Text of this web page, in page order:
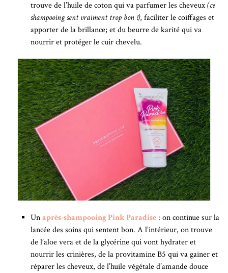
trouve de l’huile de coton qui va parfumer les cheveux(ce
shampooing sent vraiment trop bon !), faciliter le coiffages et
apporter de la brillance; et du beurre de karité qui va
nourrir et protéger le cuir chevelu.
Unaprès-shampooing Pink Paradise : on continue sur la
lancée des soins qui sentent bon. A l’intérieur, on trouve
de l’aloe vera et de la glycérine qui vont hydrater et
nourrir les crinières, de la provitamine B5 qui va gainer et
réparer les cheveux, de l’huile végétale d’amande douce